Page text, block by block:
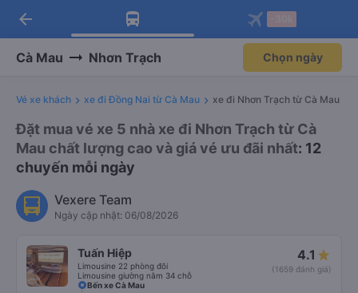
Tải app Vexere ngay!
Nhận ưu đãi thành viên độc
Mở app
Tải app Vexere
-30k/ghế khi đặt vé máy bay qua
Mở app
arrow_back
Cà Mau Nhơn Trạch Chọn ngày
Vé xe khách xe đi Đồng Nai từ Cà Mau xe đi Nhơn Trạch từ Cà Mau
Đặt mua vé xe 5 nhà xe đi Nhơn Trạch từ Cà
Mau chất lượng cao và giá vé ưu đãi nhất: 12
chuyến mỗi ngày
Vexere Team
Ngày cập nhật: 06/08/2026
Tuấn Hiệp
Limousine 22 phòng đôi
Limousine giường nằm 34 chỗ
4.1
(1659 đánh giá)
Bến xe Cà Mau